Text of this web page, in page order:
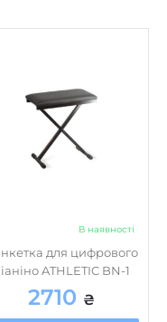
В наявності
для цифрового
ATHLETIC BN-1
2710 ₴